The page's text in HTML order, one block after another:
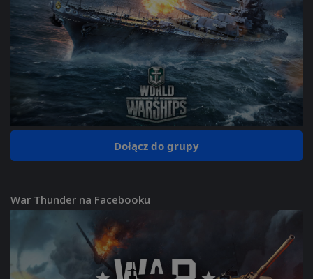
Dołącz do grupy
War Thunder na Facebooku